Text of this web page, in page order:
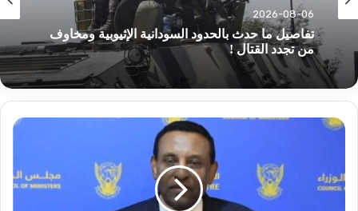
2026-08-06
تفاصيل ما حدث بالحدود السودانية الإثيوبية ومخاوف
من تجدد القتال !
رئيس
توجيهات
عاجلة